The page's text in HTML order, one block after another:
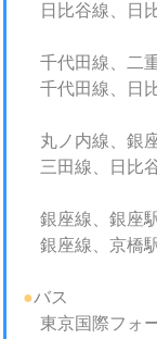
日比谷線、日
千代田線、二
千代田線、日
丸ノ内線、銀
三田線、日比
銀座線、銀座
銀座線、京橋
●バス
東京国際フォ